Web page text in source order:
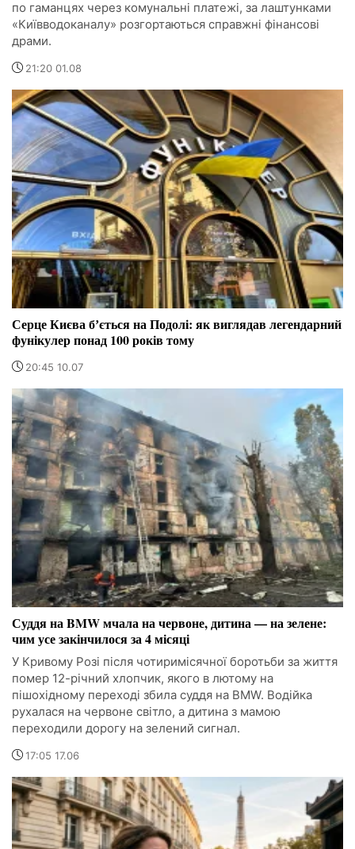
по гаманцях через комунальні платежі, за лаштунками
«Київводоканалу» розгортаються справжні фінансові
драми.
21:20 01.08
Серце Києва бʼється на Подолі: як виглядав легендарний
фунікулер понад 100 років тому
20:45 10.07
Суддя на BMW мчала на червоне, дитина — на зелене:
чим усе закінчилося за 4 місяці
У Кривому Розі після чотиримісячної боротьби за життя
помер 12-річний хлопчик, якого в лютому на
пішохідному переході збила суддя на BMW. Водійка
рухалася на червоне світло, а дитина з мамою
переходили дорогу на зелений сигнал.
17:05 17.06